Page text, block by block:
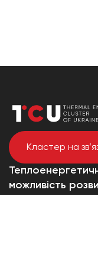
Кластер на
можливість